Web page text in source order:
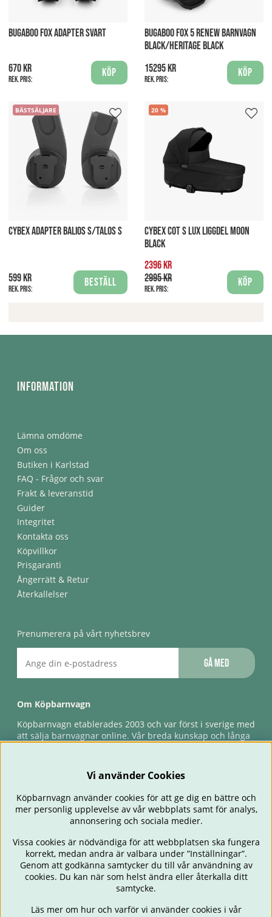
BUGABOO FOX ADAPTER SVART
670 kr
Rek. pris:
Köp
BUGABOO FOX 5 RENEW BARNVAGN
BLACK/HERITAGE BLACK
15295 kr
Rek. pris:
Köp
BÄSTSÄLJARE
CYBEX ADAPTER BALIOS S/TALOS S
599 kr
Rek. pris:
Beställ
20
CYBEX COT S LUX LIGGDEL MOON
BLACK
2396 kr
2995 kr
Rek. pris:
Köp
Information
Lämna omdöme
Om oss
Butiken i Karlstad
FAQ - Frågor och svar
Frakt & leveranstid
Guider
Integritet
Kontakta oss
Köpvillkor
Prisgaranti
Ångerrätt & Retur
Återkallelser
Prenumerera på vårt nyhetsbrev
Gå med
Om Köpbarnvagn
Köpbarnvagn etablerades 2003 och var först i sverige med
att sälja barnvagnar online. Vår breda kunskap och långa
förlossningsgaranti & förlängd ångerrätt.
BARNVAGNAR BILSTOLAR BABY ÄTA & MATA
RESA
Vi använder Cookies
Köpbarnvagn använder cookies för att ge dig en bättre och
mer personlig upplevelse av vår webbplats samt för analys,
annonsering och sociala medier.
Vissa cookies är nödvändiga för att webbplatsen ska fungera
korrekt, medan andra är valbara under ”Inställningar”.
Genom att godkänna samtycker du till vår användning av
cookies. Du kan när som helst ändra eller återkalla ditt
samtycke.
Läs mer om hur och varför vi använder cookies i vår